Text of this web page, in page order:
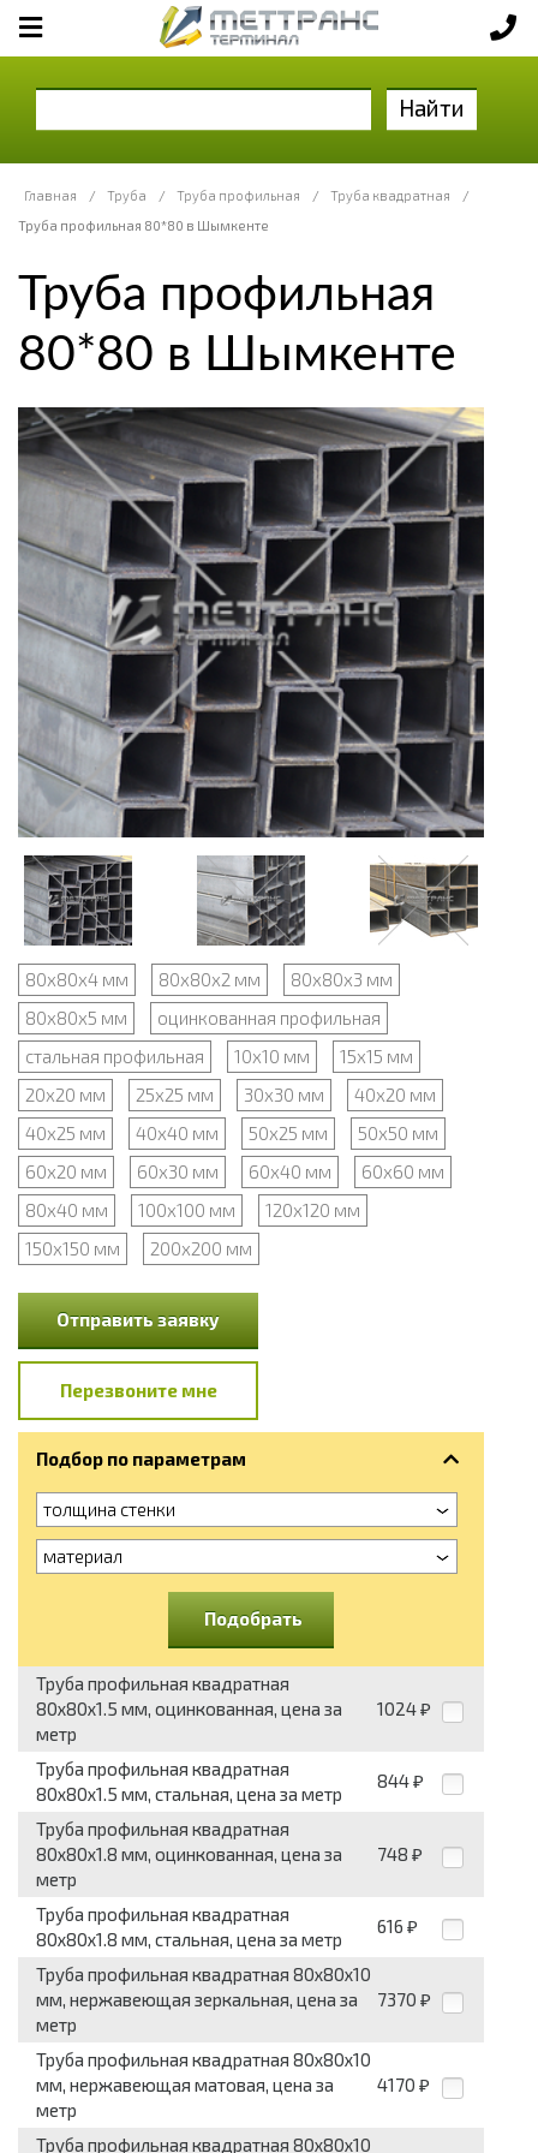
Найти
Главная / Труба / Труба профильная / Труба квадратная
/
Труба профильная 80*80 в Шымкенте
Труба профильная
80*80 в Шымкенте
80х80х4 мм 80х80х2 мм
80х80х3 мм
80х80х5 мм
оцинкованная профильная
стальная профильная
10х10 мм
15х15 мм
20х20 мм
25х25 мм 30х30 мм
40х20 мм
40х25 мм
40х40 мм 50х25 мм
50х50 мм
60х20 мм
60х30 мм 60х40 мм
60х60 мм
80х40 мм
100х100 мм
120х120 мм
150х150 мм
200х200 мм
Отправить заявку
Перезвоните мне
Подбор по параметрам
толщина стенки
материал
Подобрать
Труба профильная квадратная
80x80x1.5 мм, оцинкованная, цена за
метр
1024 ₽
Труба профильная квадратная
80x80x1.5 мм, стальная, цена за метр
844 ₽
Труба профильная квадратная
80x80x1.8 мм, оцинкованная, цена за
метр
748 ₽
Труба профильная квадратная
80x80x1.8 мм, стальная, цена за метр
616 ₽
Труба профильная квадратная 80x80x10
мм, нержавеющая зеркальная, цена за
метр
7370 ₽
Труба профильная квадратная 80x80x10
мм, нержавеющая матовая, цена за
метр
4170 ₽
Труба профильная квадратная 80x80x10